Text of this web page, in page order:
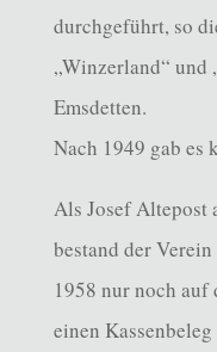
durchgeführt, so
„Winzerland“ und
Emsdetten.
Nach 1949 gab
Als Josef Altepost
bestand der
1958 nur noch auf
einen